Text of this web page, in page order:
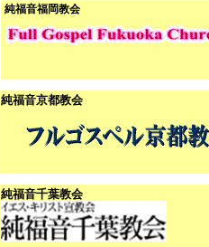
純福音福岡教会
純福音京都教会
純福音千葉教会